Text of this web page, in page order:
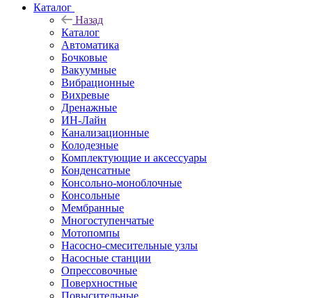
Каталог
Назад
Каталог
Автоматика
Бочковые
Вакуумные
Вибрационные
Вихревые
Дренажные
ИН-Лайн
Канализационные
Колодезные
Комплектующие и аксессуары
Конденсатные
Консольно-моноблочные
Консольные
Мембранные
Многоступенчатые
Мотопомпы
Насосно-смесительные узлы
Насосные станции
Опрессовочные
Поверхностные
Повысительные